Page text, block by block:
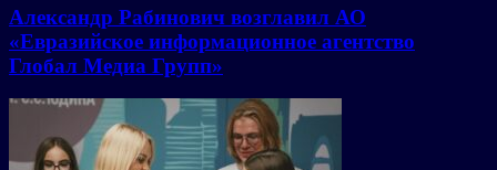
Александр Рабинович возглавил АО
«Евразийское информационное агентство
Глобал Медиа Групп»